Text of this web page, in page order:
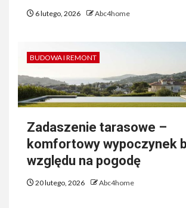
6 lutego, 2026 Abc4home
BUDOWA I REMONT
Zadaszenie tarasowe –
komfortowy wypoczynek
względu na pogodę
20 lutego, 2026 Abc4home